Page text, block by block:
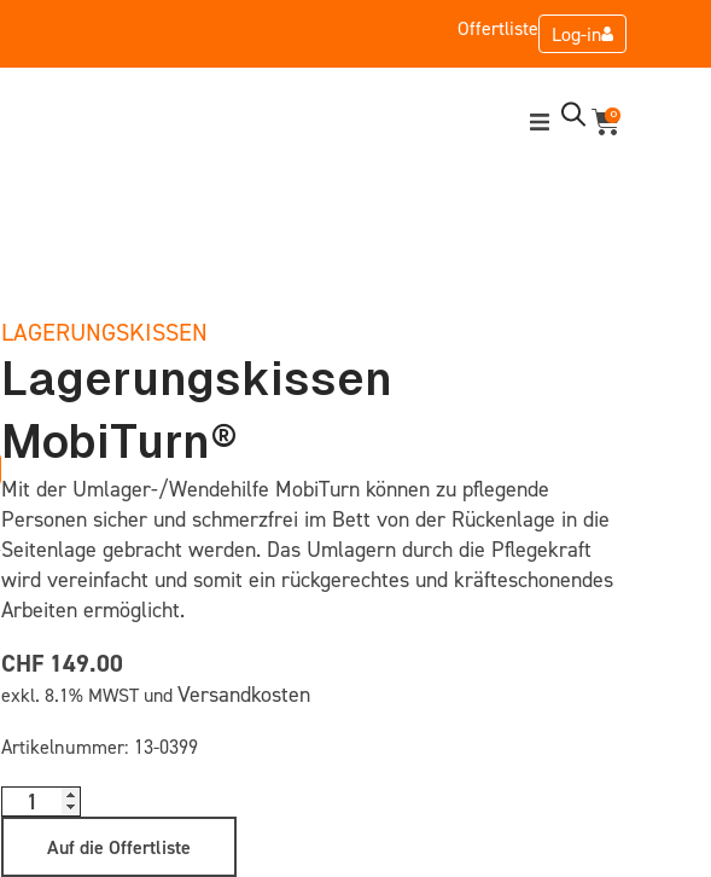
Offertliste Log-in
0
LAGERUNGS­KISSEN
Lagerungskissen
MobiTurn®
Mit der Umlager-/Wendehilfe MobiTurn können zu pflegende
Personen sicher und schmerzfrei im Bett von der Rückenlage in die
Seitenlage gebracht werden. Das Umlagern durch die Pflegekraft
wird vereinfacht und somit ein rückgerechtes und kräfteschonendes
Arbeiten ermöglicht.
CHF 149.00
exkl. 8.1% MWST undVersandkosten
Artikelnummer: 13-0399
Auf die Offertliste